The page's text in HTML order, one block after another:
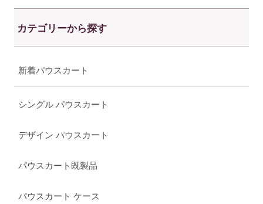
カテゴリーから探す
新着パウスカート
シングル パウスカート
デザイン パウスカート
パウスカート既製品
パウスカート ケース